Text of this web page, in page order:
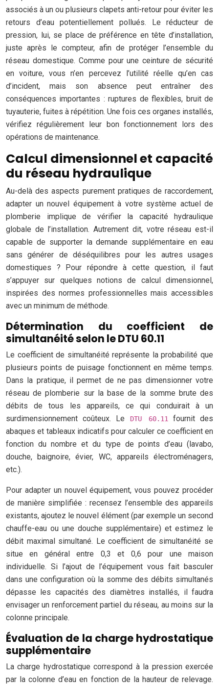
associés à un ou plusieurs clapets anti-retour pour éviter les
retours d’eau potentiellement pollués. Le réducteur de
pression, lui, se place de préférence en tête d’installation,
juste après le compteur, afin de protéger l’ensemble du
réseau domestique. Comme pour une ceinture de sécurité
en voiture, vous n’en percevez l’utilité réelle qu’en cas
d’incident, mais son absence peut entraîner des
conséquences importantes : ruptures de flexibles, bruit de
tuyauterie, fuites à répétition. Une fois ces organes installés,
vérifiez régulièrement leur bon fonctionnement lors des
opérations de maintenance.
Calcul dimensionnel et capacité
du réseau hydraulique
Au-delà des aspects purement pratiques de raccordement,
adapter un nouvel équipement à votre système actuel de
plomberie implique de vérifier la capacité hydraulique
globale de l’installation. Autrement dit, votre réseau est-il
capable de supporter la demande supplémentaire en eau
sans générer de déséquilibres pour les autres usages
domestiques ? Pour répondre à cette question, il faut
s’appuyer sur quelques notions de calcul dimensionnel,
inspirées des normes professionnelles mais accessibles
avec un minimum de méthode.
Détermination du coefficient de
simultanéité selon le DTU 60.11
Le coefficient de simultanéité représente la probabilité que
plusieurs points de puisage fonctionnent en même temps.
Dans la pratique, il permet de ne pas dimensionner votre
réseau de plomberie sur la base de la somme brute des
débits de tous les appareils, ce qui conduirait à un
surdimensionnement coûteux. Le
DTU 60.11fournit des
abaques et tableaux indicatifs pour calculer ce coefficient en
fonction du nombre et du type de points d’eau (lavabo,
douche, baignoire, évier, WC, appareils électroménagers,
etc.).
Pour adapter un nouvel équipement, vous pouvez procéder
de manière simplifiée : recensez l’ensemble des appareils
existants, ajoutez le nouvel élément (par exemple un second
chauffe-eau ou une douche supplémentaire) et estimez le
débit maximal simultané. Le coefficient de simultanéité se
situe en général entre 0,3 et 0,6 pour une maison
individuelle. Si l’ajout de l’équipement vous fait basculer
dans une configuration où la somme des débits simultanés
dépasse les capacités des diamètres installés, il faudra
envisager un renforcement partiel du réseau, au moins sur la
colonne principale.
Évaluation de la charge hydrostatique
supplémentaire
La charge hydrostatique correspond à la pression exercée
par la colonne d’eau en fonction de la hauteur de relevage.